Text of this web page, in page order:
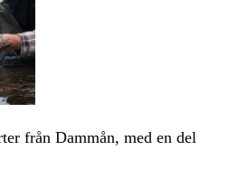
från Dammån, med en del